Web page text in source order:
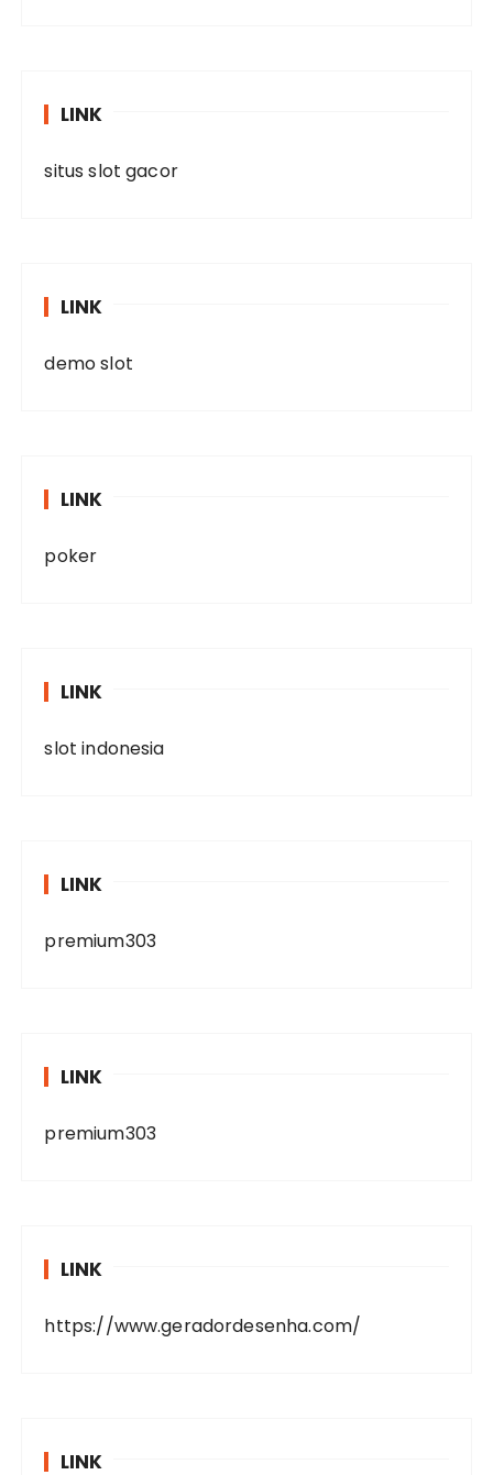
LINK
situs slot gacor
LINK
demo slot
LINK
poker
LINK
slot indonesia
LINK
premium303
LINK
premium303
LINK
https://www.geradordesenha.com/
LINK